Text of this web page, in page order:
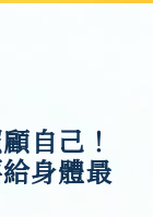
自己！
身體最